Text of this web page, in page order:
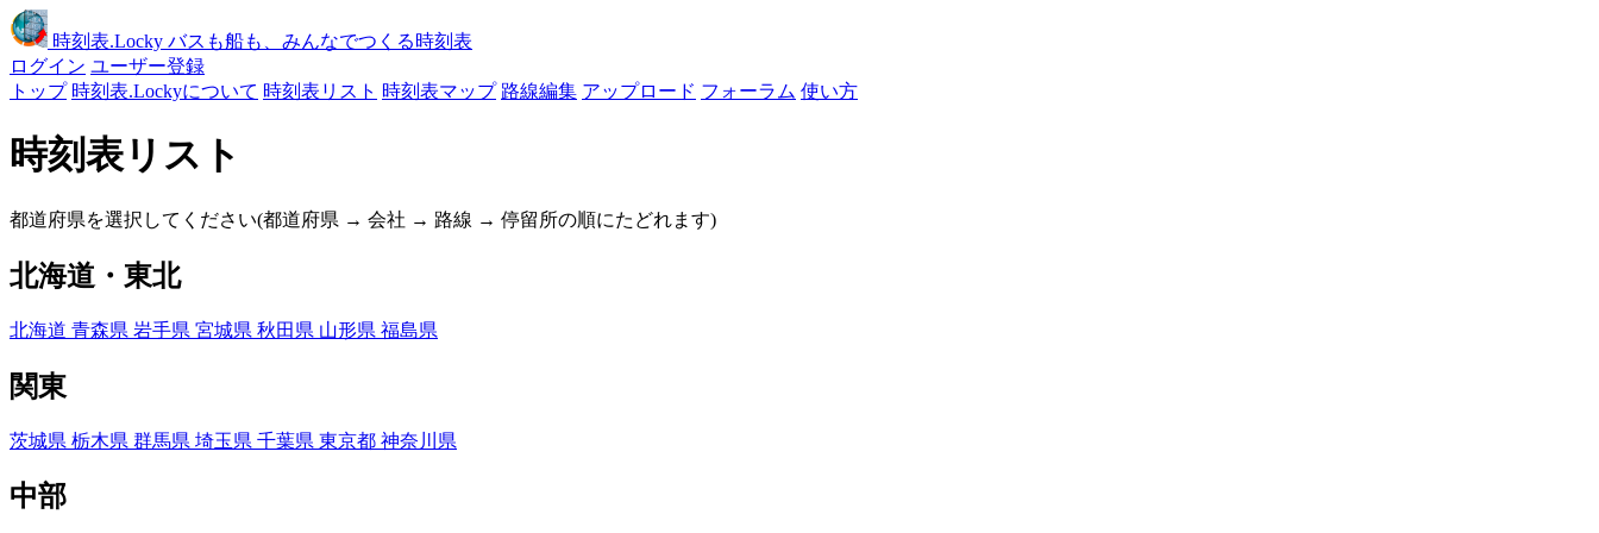
時刻表.Locky バスも船も、みんなでつくる時刻表
ログイン ユーザー登録
トップ 時刻表.Lockyについて 時刻表リスト 時刻表マップ 路線編集 アップロード フォーラム 使い方
時刻表リスト
都道府県を選択してください(都道府県 → 会社 → 路線 → 停留所の順にたどれます)
北海道・東北
北海道 青森県 岩手県 宮城県 秋田県 山形県 福島県
関東
茨城県 栃木県 群馬県 埼玉県 千葉県 東京都 神奈川県
中部